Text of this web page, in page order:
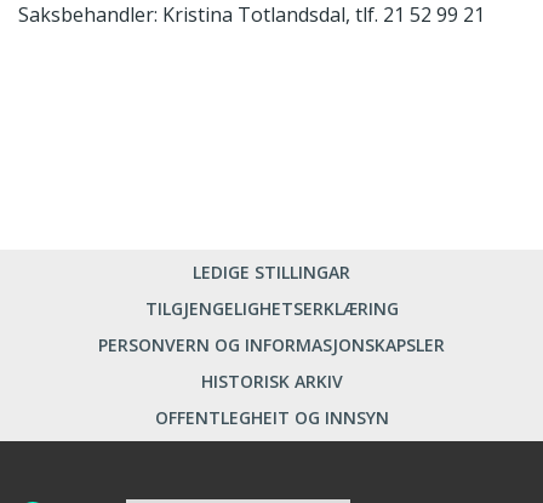
Saksbehandler: Kristina Totlandsdal, tlf. 21 52 99 21
LEDIGE STILLINGAR
TILGJENGELIGHETSERKLÆRING
PERSONVERN OG INFORMASJONSKAPSLER
HISTORISK ARKIV
OFFENTLEGHEIT OG INNSYN